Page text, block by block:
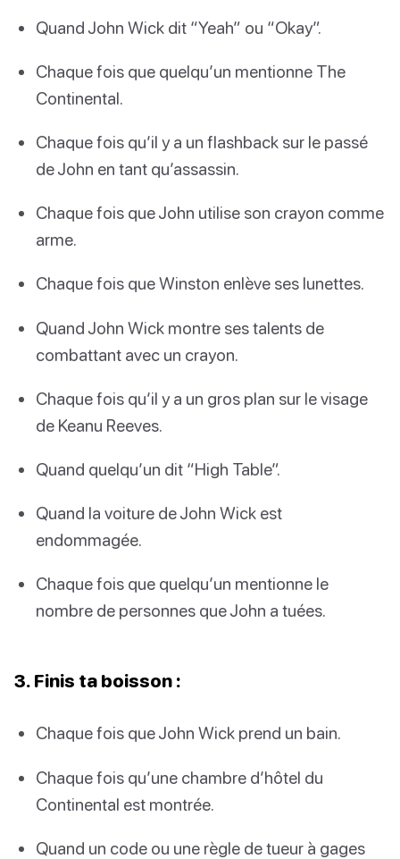
Quand John Wick dit “Yeah” ou “Okay”.
Chaque fois que quelqu’un mentionne The
Continental.
Chaque fois qu’il y a un flashback sur le passé
de John en tant qu’assassin.
Chaque fois que John utilise son crayon comme
arme.
Chaque fois que Winston enlève ses lunettes.
Quand John Wick montre ses talents de
combattant avec un crayon.
Chaque fois qu’il y a un gros plan sur le visage
de Keanu Reeves.
Quand quelqu’un dit “High Table”.
Quand la voiture de John Wick est
endommagée.
Chaque fois que quelqu’un mentionne le
nombre de personnes que John a tuées.
3. Finis ta boisson :
Chaque fois que John Wick prend un bain.
Chaque fois qu’une chambre d’hôtel du
Continental est montrée.
Quand un code ou une règle de tueur à gages